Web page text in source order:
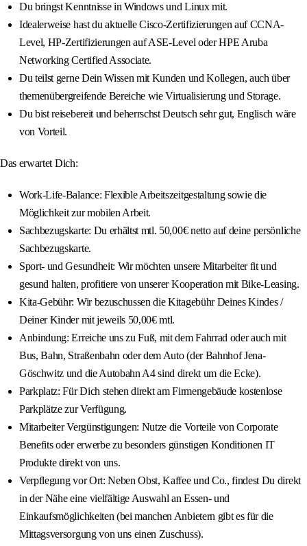
Du bringst Kenntnisse in Windows und Linux mit.
Idealerweise hast du aktuelle Cisco-Zertifizierungen auf CCNA-
Level, HP-Zertifizierungen auf ASE-Level oder HPE Aruba
Networking Certified Associate.
Du teilst gerne Dein Wissen mit Kunden und Kollegen, auch über
themenübergreifende Bereiche wie Virtualisierung und Storage.
Du bist reisebereit und beherrschst Deutsch sehr gut, Englisch wäre
von Vorteil.
Das erwartet Dich:
Work-Life-Balance: Flexible Arbeitszeitgestaltung sowie die
Möglichkeit zur mobilen Arbeit.
Sachbezugskarte: Du erhältst mtl. 50,00€ netto auf deine persönliche
Sachbezugskarte.
Sport- und Gesundheit: Wir möchten unsere Mitarbeiter fit und
gesund halten, profitiere von unserer Kooperation mit Bike-Leasing.
Kita-Gebühr: Wir bezuschussen die Kitagebühr Deines Kindes /
Deiner Kinder mit jeweils 50,00€ mtl.
Anbindung: Erreiche uns zu Fuß, mit dem Fahrrad oder auch mit
Bus, Bahn, Straßenbahn oder dem Auto (der Bahnhof Jena-
Göschwitz und die Autobahn A4 sind direkt um die Ecke).
Parkplatz: Für Dich stehen direkt am Firmengebäude kostenlose
Parkplätze zur Verfügung.
Mitarbeiter Vergünstigungen: Nutze die Vorteile von Corporate
Benefits oder erwerbe zu besonders günstigen Konditionen IT
Produkte direkt von uns.
Verpflegung vor Ort: Neben Obst, Kaffee und Co., findest Du direkt
in der Nähe eine vielfältige Auswahl an Essen- und
Einkaufsmöglichkeiten (bei manchen Anbietern gibt es für die
Mittagsversorgung von uns einen Zuschuss).